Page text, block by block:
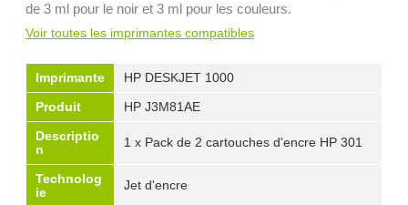
de 3 ml pour le noir et 3 ml pour les couleurs.
Voir toutes les imprimantes compatibles
Imprimante
HP DESKJET 1000
Produit
HP J3M81AE
Descriptio
n
1 x Pack de 2 cartouches d'encre HP 301
Technolog
ie
Jet d'encre